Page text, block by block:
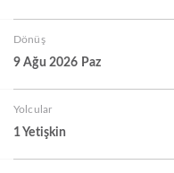
Dönüş
9 Ağu 2026 Paz
Yolcular
1 Yetişkin